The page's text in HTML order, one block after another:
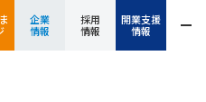
企業
情報
採用
情報
開業支援
情報